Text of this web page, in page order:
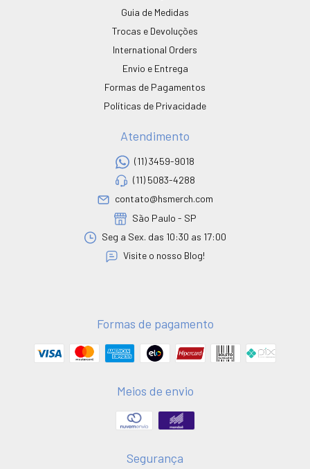
Guia de Medidas
Trocas e Devoluções
International Orders
Envio e Entrega
Formas de Pagamentos
Políticas de Privacidade
Atendimento
(11) 3459-9018
(11) 5083-4288
contato@hsmerch.com
São Paulo - SP
Seg a Sex. das 10:30 as 17:00
Visite o nosso Blog!
Formas de pagamento
Meios de envio
Segurança